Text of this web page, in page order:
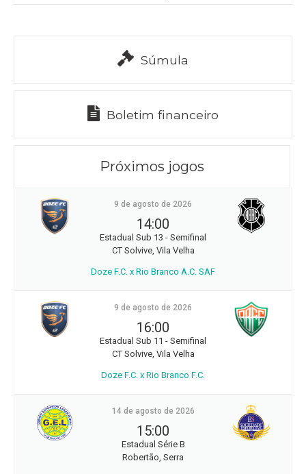
Súmula
Boletim financeiro
Próximos jogos
9 de agosto de 2026
14:00
Estadual Sub 13 - Semifinal
CT Solvive, Vila Velha
Doze F.C. x Rio Branco A.C. SAF
9 de agosto de 2026
16:00
Estadual Sub 11 - Semifinal
CT Solvive, Vila Velha
Doze F.C. x Rio Branco F.C.
14 de agosto de 2026
15:00
Estadual Série B
Robertão, Serra